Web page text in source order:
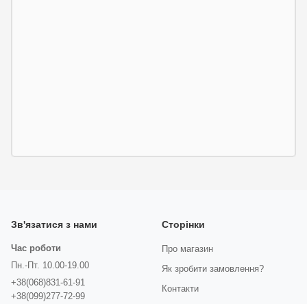
Зв'язатися з нами
Час роботи
Пн.-Пт. 10.00-19.00
+38(068)831-61-91
+38(099)277-72-99
Сторінки
Про магазин
Як зробити замовлення?
Контакти